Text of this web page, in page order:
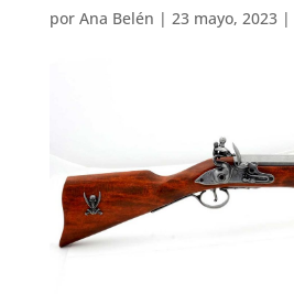
por Ana Belén | 23 mayo, 2023|